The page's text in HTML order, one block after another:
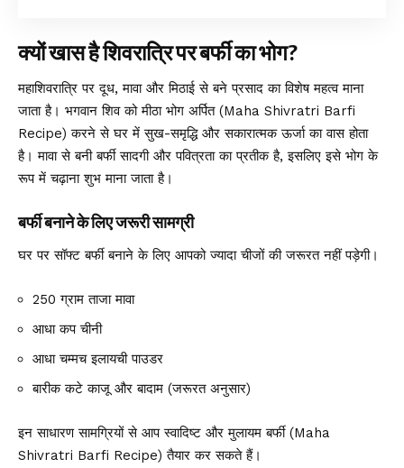
क्यों खास है शिवरात्रि पर बर्फी का भोग?
महाशिवरात्रि पर दूध, मावा और मिठाई से बने प्रसाद का विशेष महत्व माना
जाता है। भगवान शिव को मीठा भोग अर्पित (Maha Shivratri Barfi
Recipe) करने से घर में सुख-समृद्धि और सकारात्मक ऊर्जा का वास होता
है। मावा से बनी बर्फी सादगी और पवित्रता का प्रतीक है, इसलिए इसे भोग के
रूप में चढ़ाना शुभ माना जाता है।
बर्फी बनाने के लिए जरूरी सामग्री
घर पर सॉफ्ट बर्फी बनाने के लिए आपको ज्यादा चीजों की जरूरत नहीं पड़ेगी।
250 ग्राम ताजा मावा
आधा कप चीनी
आधा चम्मच इलायची पाउडर
बारीक कटे काजू और बादाम (जरूरत अनुसार)
इन साधारण सामग्रियों से आप स्वादिष्ट और मुलायम बर्फी (Maha
Shivratri Barfi Recipe) तैयार कर सकते हैं।